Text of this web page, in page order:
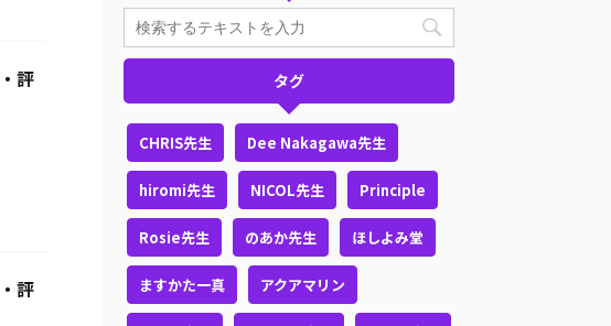
評
評
タグ
CHRIS先生 Dee Nakagawa先生
hiromi先生 NICOL先生 Principle
Rosie先生 のあか先生 ほしよみ堂
ますかた一真 アクアマリン